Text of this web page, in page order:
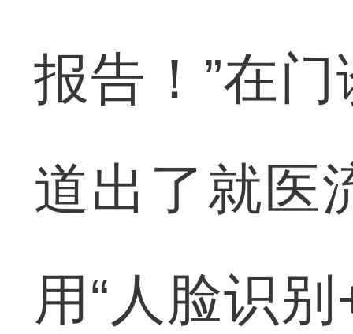
报告！”在
道出了就医
用“人脸识